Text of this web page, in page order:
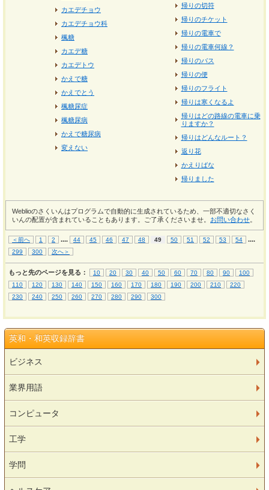
カエデチョウ
カエデチョウ科
楓糖
カエデ糖
カエデトウ
かえで糖
かえでとう
楓糖尿症
楓糖尿病
かえで糖尿病
変えない
帰りの切符
帰りのチケット
帰りの電車で
帰りの電車何線？
帰りのバス
帰りの便
帰りのフライト
帰りは寒くなるよ
帰りはどの路線の電車に乗
りますか？
帰りはどんなルート？
返り花
かえりばな
帰りました
Weblioのさくいんはプログラムで自動的に生成されているため、一部不適切なさく
いんの配置が含まれていることもあります。ご了承くださいませ。 お問い合わせ
＜前へ 1 2 .... 44 45 46 47 48 49 50 51 52 53 54 ....
299 300 次へ＞
もっと先のページを見る： 10 20 30 40 50 60 70 80 90
100
110
120 130 140 150 160 170 180 190 200 210
220
230
240 250 260 270 280 290 300
英和・和英収録辞書
ビジネス
業界用語
コンピュータ
工学
学問